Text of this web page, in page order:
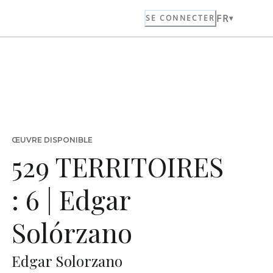
SE CONNECTER FR
ŒUVRE DISPONIBLE
529 TERRITOIRES
: 6 | Edgar
Solórzano
Edgar Solorzano